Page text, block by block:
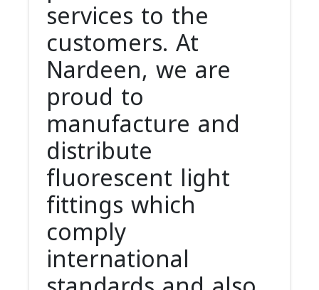
services to the
customers. At
Nardeen, we are
proud to
manufacture and
distribute
fluorescent light
fittings which
comply
international